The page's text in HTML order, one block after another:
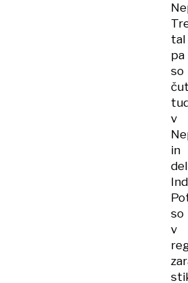
tal
pa
so
v
in
so
v